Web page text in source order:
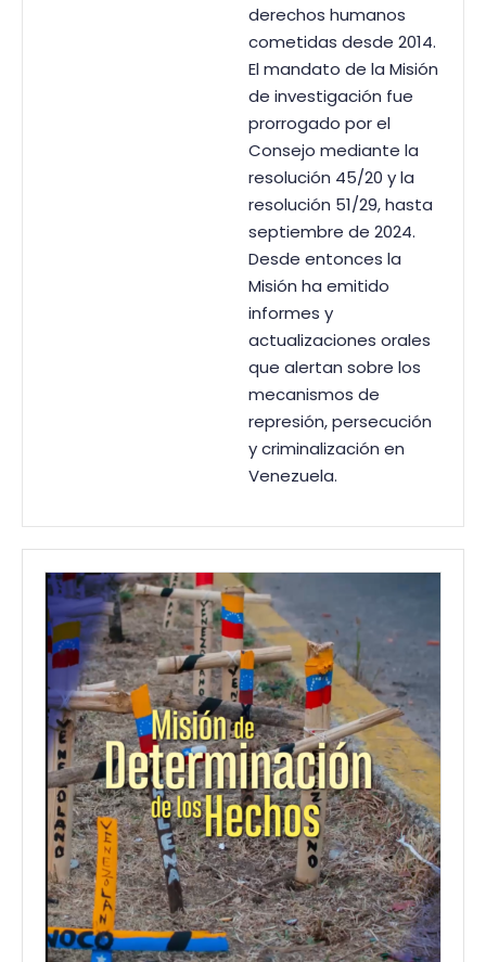
derechos humanos
cometidas desde 2014.
El mandato de la Misión
de investigación fue
prorrogado por el
Consejo mediante la
resolución 45/20 y la
resolución 51/29, hasta
septiembre de 2024.
Desde entonces la
Misión ha emitido
informes y
actualizaciones orales
que alertan sobre los
mecanismos de
represión, persecución
y criminalización en
Venezuela.